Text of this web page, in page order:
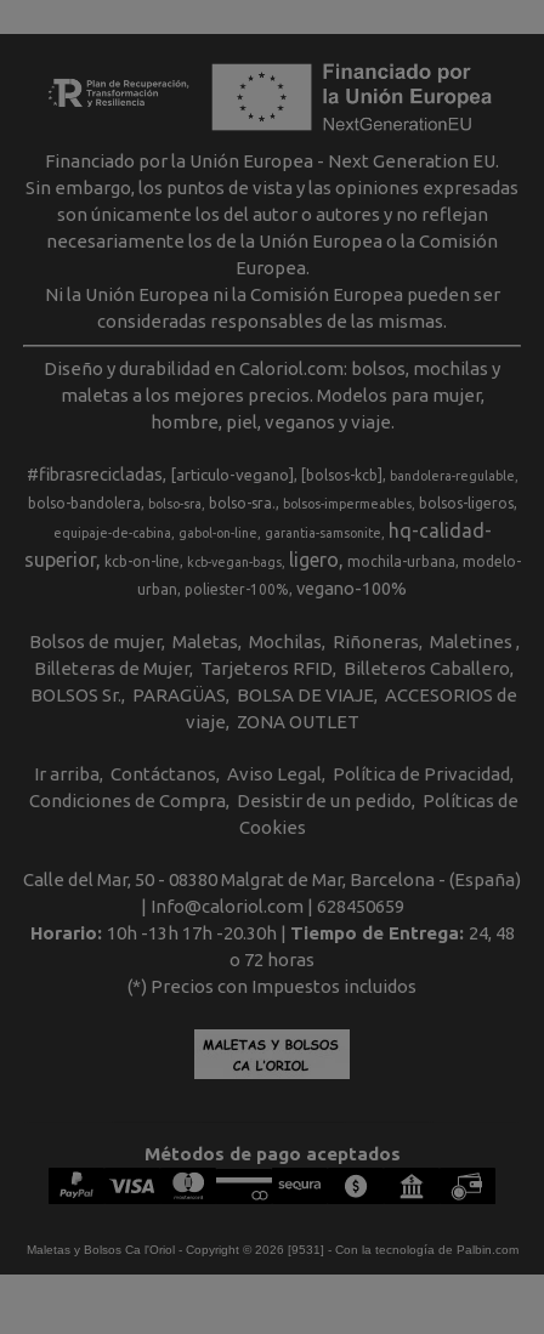
Financiado por la Unión Europea - Next Generation EU.
Sin embargo, los puntos de vista y las opiniones expresadas
son únicamente los del autor o autores y no reflejan
necesariamente los de la Unión Europea o la Comisión
Europea.
Ni la Unión Europea ni la Comisión Europea pueden ser
consideradas responsables de las mismas.
Diseño y durabilidad en Caloriol.com: bolsos, mochilas y
maletas a los mejores precios. Modelos para mujer,
hombre, piel, veganos y viaje.
#fibrasrecicladas [articulo-vegano] [bolsos-kcb] bandolera-regulable
bolso-bandolera bolso-sra bolso-sra. bolsos-impermeables bolsos-ligeros
equipaje-de-cabina gabol-on-line garantia-samsonite
hq-calidad-
superior
kcb-on-line kcb-vegan-bags ligero mochila-urbana
modelo-
urban
poliester-100% vegano-100%
Bolsos de mujer Maletas Mochilas Riñoneras Maletines
Billeteras de Mujer Tarjeteros RFID
Billeteros Caballero
BOLSOS Sr.
PARAGÜAS BOLSA DE VIAJE ACCESORIOS de
viaje
ZONA OUTLET
Ir arriba Contáctanos Aviso Legal
Política de Privacidad
Condiciones de Compra
Desistir de un pedido
Políticas de
Cookies
Calle del Mar, 50 - 08380 Malgrat de Mar, Barcelona - (España)
| Info@caloriol.com | 628450659
Horario: 10h -13h 17h -20.30h | Tiempo de Entrega: 24, 48
o 72 horas
(*) Precios con Impuestos incluidos
Métodos de pago aceptados
Maletas y Bolsos Ca l'Oriol- Copyright © 2026 [9531] - Con la tecnología de Palbin.com